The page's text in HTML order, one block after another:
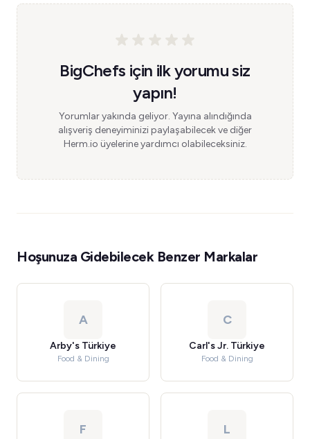
BigChefs için ilk yorumu siz
yapın!
Yorumlar yakında geliyor. Yayına alındığında
alışveriş deneyiminizi paylaşabilecek ve diğer
Herm.io üyelerine yardımcı olabileceksiniz.
Hoşunuza Gidebilecek Benzer Markalar
A
Arby's Türkiye
Food & Dining
C
Carl's Jr. Türkiye
Food & Dining
F L